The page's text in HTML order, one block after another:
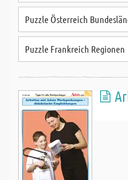
Puzzle Österreich
Puzzle Frankreich Regionen